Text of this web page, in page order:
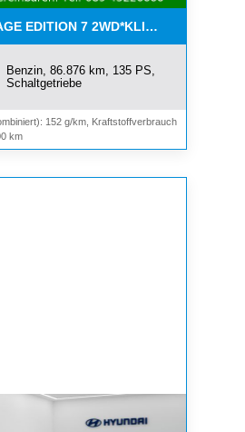
EDITION 7
Benzin, 86.876 km, 135 PS,
Schaltgetriebe
152 g/km, Kraftstoffverbrauch
km